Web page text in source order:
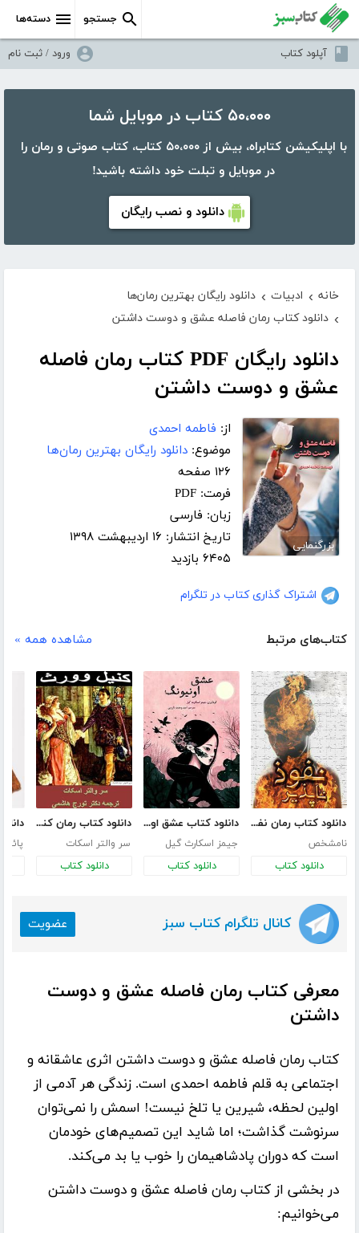
دسته‌ها جستجو
آپلود کتاب ورود / ثبت نام
۵۰،۰۰۰ کتاب در موبایل شما
با اپلیکیشن کتابراه، بیش از ۵۰،۰۰۰ کتاب، کتاب صوتی و رمان را
در موبایل و تبلت خود داشته باشید!
دانلود و نصب رایگان
خانه › ادبیات › دانلود رایگان بهترین رمان‌ها
› دانلود کتاب رمان فاصله عشق و دوست داشتن
دانلود رایگان PDF کتاب رمان فاصله
عشق و دوست داشتن
بزرگنمایی
از: فاطمه احمدی
موضوع: دانلود رایگان بهترین رمان‌ها
۱۲۶ صفحه
فرمت: PDF
زبان: فارسی
تاریخ انتشار: ۱۶ اردیبهشت ۱۳۹۸
۶۴۰۵ بازدید
اشتراک گذاری کتاب در تلگرام
کتاب‌های مرتبط مشاهده همه »
دانلود کتاب رمان نفوذ ناپذیر
نامشخص
دانلود کتاب
دانلود کتاب عشق اونیونگ
جیمز اسکارث گیل
دانلود کتاب
دانلود کتاب رمان کنیل وورث
سر والتر اسکات
دانلود کتاب
کانال تلگرام کتاب سبز عضویت
معرفی کتاب رمان فاصله عشق و دوست
داشتن
کتاب رمان فاصله عشق و دوست داشتن اثری عاشقانه و
اجتماعی به قلم فاطمه احمدی است. زندگی هر آدمی از
اولین لحظه، شیرین یا تلخ نیست! اسمش را نمی‌توان
سرنوشت گذاشت؛ اما شاید این تصمیم‌های خودمان
است که دوران پادشاهیمان را خوب یا بد می‌کند.
در بخشی از کتاب رمان فاصله عشق و دوست داشتن
می‌خوانیم: